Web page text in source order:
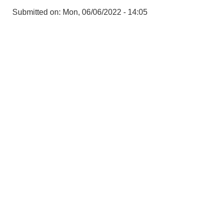
Submitted on: Mon, 06/06/2022 - 14:05